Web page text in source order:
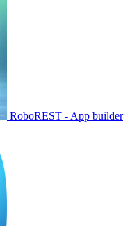
RoboREST - App builder